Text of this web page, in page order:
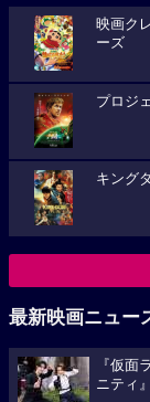
映画ク
ーズ
プロジ
キング
最新映画ニュー
『仮面
ニティ